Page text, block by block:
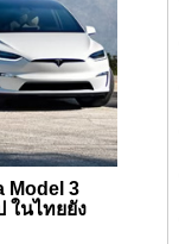
Model 3
ในไทยยัง